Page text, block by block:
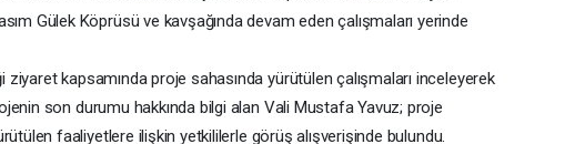
Gülek Köprüsü ve kavşağında devam eden çalışmaları yerinde
ziyaret kapsamında proje sahasında yürütülen çalışmaları inceleyerek
son durumu hakkında bilgi alan Vali Mustafa Yavuz; proje
faaliyetlere ilişkin yetkililerle görüş alışverişinde bulundu.